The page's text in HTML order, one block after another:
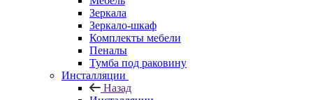
Зеркала
Зеркало-шкаф
Комплекты мебели
Пеналы
Тумба под раковину
Инсталляции
Назад